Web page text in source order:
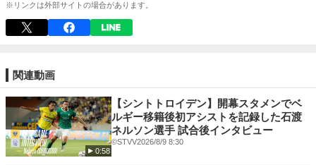
※リンクは外部サイトの場合があります。
関連動画
0:58
【シントトロイデン】開幕スタメンでベ
ルギー移籍後初アシストを記録した石渡
ネルソン選手 試合後インタビュー
©️STVV2026/8/9 8:30